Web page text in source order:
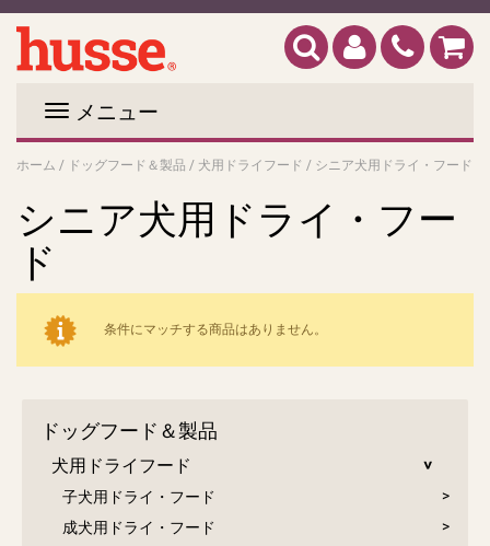
メニュー
ホーム / ドッグフード＆製品 / 犬用ドライフード / シニア犬用ドライ・フード
シニア犬用ドライ・フー
ド
条件にマッチする商品はありません。
ドッグフード＆製品
犬用ドライフード
子犬用ドライ・フード
成犬用ドライ・フード